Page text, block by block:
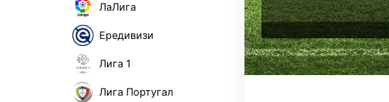
ЛаЛига
Ередивизи
Лига 1
Лига Португал